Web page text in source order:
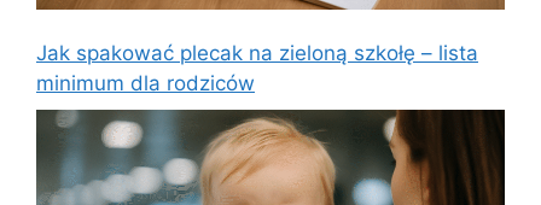
Jak spakować plecak na zieloną szkołę – lista
minimum dla rodziców